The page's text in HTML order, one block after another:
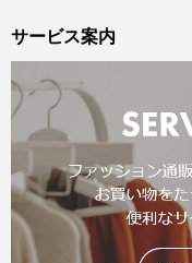
サービス案内